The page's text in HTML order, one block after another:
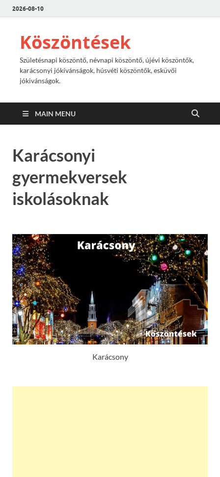
2026-08-10
Köszöntések
Születésnapi köszöntő, névnapi köszöntő, újévi köszöntők,
karácsonyi jókívánságok, húsvéti köszöntők, esküvői
jókivánságok.
MAIN MENU
Karácsonyi
gyermekversek
iskolásoknak
Karácsony